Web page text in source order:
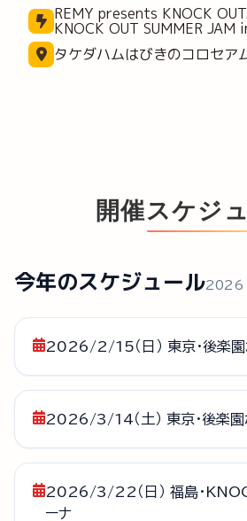
REMY presents KNOCK
KNOCKIN' on the WORLD～
横浜武道館
開催スケジ
今年のスケジュール2026
2026/2/15（日） 東京・後楽園
2026/3/14（土） 東京・後楽園
2026/3/22（日） 福島・
ーナ